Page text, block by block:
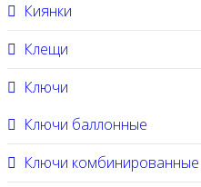
Киянки
Клещи
Ключи
Ключи баллонные
Ключи комбинированные